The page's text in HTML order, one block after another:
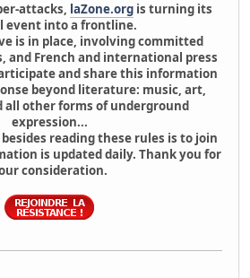
attacks, laZone.orgis turning its
event into a frontline.
is in place, involving committed
and French and international press
and share this information
beyond literature: music, art,
all other forms of underground
expression...
reading these rules is to join
is updated daily. Thank you for
consideration.